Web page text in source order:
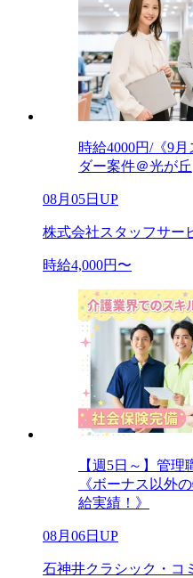
時給4000円/《9
ダー案件＠光が丘
08月05日UP
株式会社スタッフサー
時給4,000円〜
【週5日～】管理
《ボーナス以外
給実績！》
08月06日UP
石神井クラシック・コ